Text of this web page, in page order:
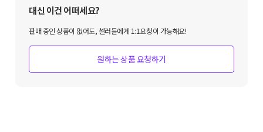
대신 이건 어떠세요?
판매 중인 상품이 없어도, 셀러들에게 1:1요청이 가능해요!
원하는 상품 요청하기